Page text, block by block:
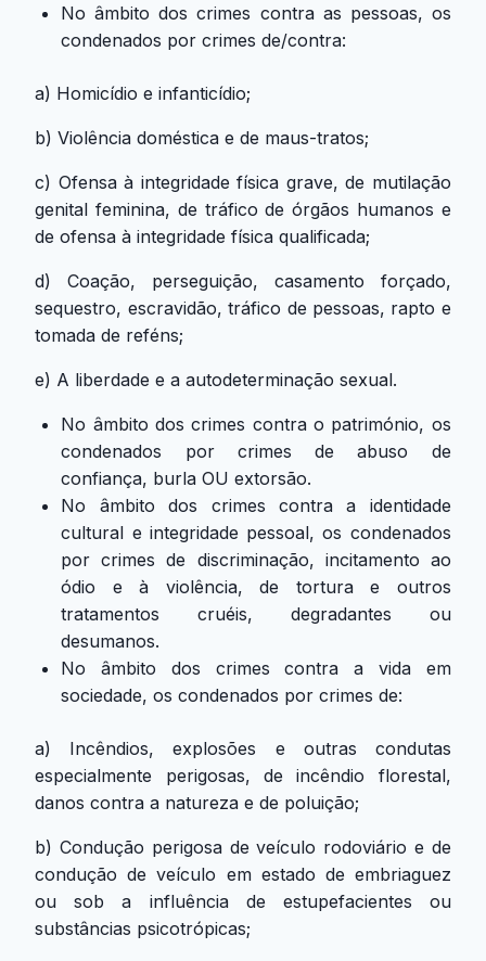
No âmbito dos crimes contra as pessoas, os
condenados por crimes de/contra:
a) Homicídio e infanticídio;
b) Violência doméstica e de maus-tratos;
c) Ofensa à integridade física grave, de mutilação
genital feminina, de tráfico de órgãos humanos e
de ofensa à integridade física qualificada;
d) Coação, perseguição, casamento forçado,
sequestro, escravidão, tráfico de pessoas, rapto e
tomada de reféns;
e) A liberdade e a autodeterminação sexual.
No âmbito dos crimes contra o património, os
condenados por crimes de abuso de
confiança, burla OU extorsão.
No âmbito dos crimes contra a identidade
cultural e integridade pessoal, os condenados
por crimes de discriminação, incitamento ao
ódio e à violência, de tortura e outros
tratamentos cruéis, degradantes ou
desumanos.
No âmbito dos crimes contra a vida em
sociedade, os condenados por crimes de:
a) Incêndios, explosões e outras condutas
especialmente perigosas, de incêndio florestal,
danos contra a natureza e de poluição;
b) Condução perigosa de veículo rodoviário e de
condução de veículo em estado de embriaguez
ou sob a influência de estupefacientes ou
substâncias psicotrópicas;